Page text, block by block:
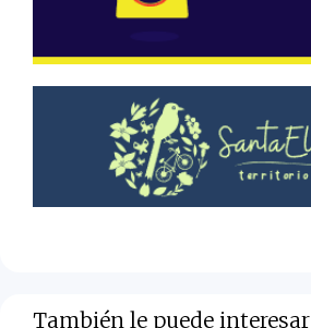
También le puede interesar